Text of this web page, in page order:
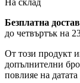
Безплатна
до четвъртък на
От този продукт
допълнителни
повлияе на датата